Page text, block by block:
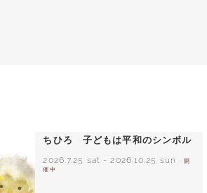
ちひろ 子どもは平和のシンボル
2026.7.25 sat -2026.10.25 sun
- 開
催中